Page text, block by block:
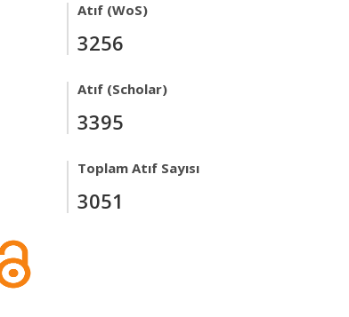
Atıf (WoS)
3256
Atıf (Scholar)
3395
Toplam Atıf Sayısı
3051